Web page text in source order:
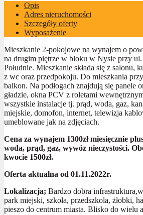
Opis
Adres nieruchomości
Szczegóły oferty
Wyposażenie
Mieszkanie 2-pokojowe na wynajem o
na drugim piętrze w bloku w Nysie przy
Południe. Mieszkanie składa się z salonu,
z wc oraz przedpokoju. Do mieszkania
balkon. Na podłogach znajdują się panele
gładzie, okna PCV z roletami
wszystkie instalacje tj. prąd, woda, gaz,
miejskie, domofon, internet, telewizja
umeblowane jak na zdjęciach.
Cena za wynajem 1300zł miesięcznie
woda, prąd, gaz, wywóz nieczystości.
kwocie 1500zł.
Oferta aktualna od 01.11.2022r.
Lokalizacja; Bardzo dobra
park miejski, szkoła, przedszkola, żłobki,
pieszo do centrum miasta. Blisko do wielu